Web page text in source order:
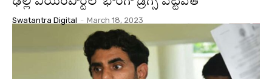
Swatantra Digital - March 18, 2023